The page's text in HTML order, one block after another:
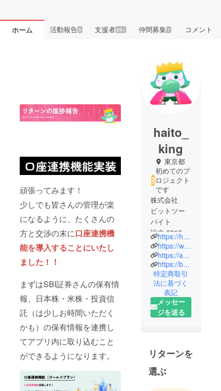
ホーム 活動報告5 支援者99+ 仲間募集 1 コメント
頑張ってみます！
少しでも皆さんの管理が楽
になるように、たくさんの
方と交渉の末に口座連携機
能を導入することにいたし
ました！！
まずはSBI証券さんの保有情
報、日本株・米株・投資信
託（は少しお時間いただく
かも）の保有情報を連携し
てアプリ内に取り込むこと
ができるようになります。
haito_
king
東京都
初めてのプ
ロジェクト
です
株式会社
ビットツー
バイト
設立 2012年
2月7日
・システム
開発
・Web制作
・アプリ作
成
https://haito-island.com/haito-king/
https://www.bit2byte.co.jp/
https://ad-file.jp/
https://bbb.bit2byte.co.jp/
特定商取引
法に基づく
表記
メッセー
ジを送る
リターンを
選ぶ